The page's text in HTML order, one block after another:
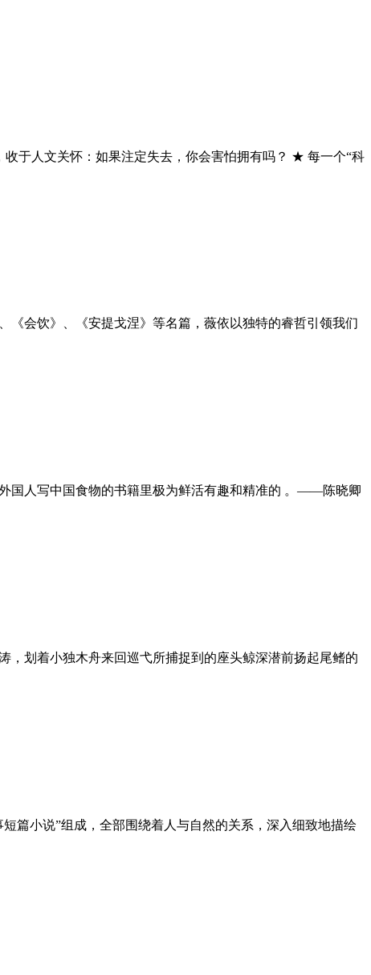
于人文关怀：如果注定失去，你会害怕拥有吗？ ★ 每一个“科
《会饮》、《安提戈涅》等名篇，薇依以独特的睿哲引领我们
国人写中国食物的书籍里极为鲜活有趣和精准的 。——陈晓卿
，划着小独木舟来回巡弋所捕捉到的座头鲸深潜前扬起尾鳍的
篇小说”组成，全部围绕着人与自然的关系，深入细致地描绘